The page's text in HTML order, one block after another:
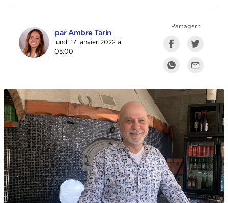
par Ambre Tarin
lundi 17 janvier 2022 à
05:00
Partager :